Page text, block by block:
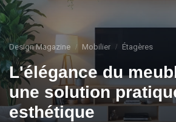
Design Magazine Mobilier Étagères
L'élégance du
une solution
esthétique